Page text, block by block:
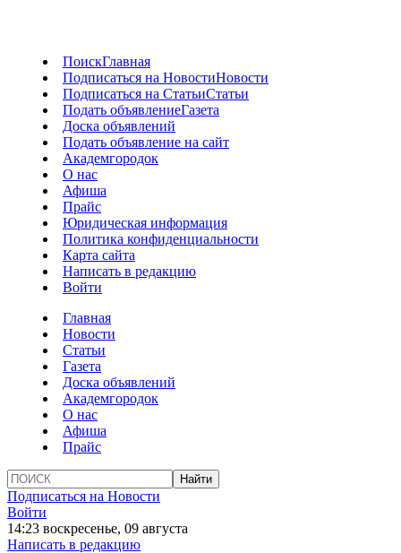
ПоискГлавная
Подписаться на НовостиНовости
Подписаться на СтатьиСтатьи
Подать объявлениеГазета
Доска объявлений
Подать объявление на сайт
Академгородок
О нас
Афиша
Прайс
Юридическая информация
Политика конфиденциальности
Карта сайта
Написать в редакцию
Войти
Главная
Новости
Статьи
Газета
Доска объявлений
Академгородок
О нас
Афиша
Прайс
Подписаться на Новости
Войти
14:23 воскресенье, 09 августа
Написать в редакцию